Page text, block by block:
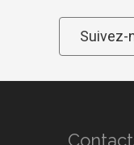
Suivez-